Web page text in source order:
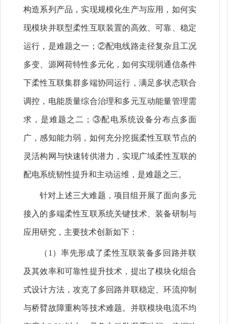
构造系列产品，实现规模化生产与应用，如何实
现模块并联型柔性互联装置的高效、可靠、稳定
运行，是难题之一；②配电线路走径复杂且工况
多变、源网荷特性多元化，如何实现弱通信条件
下柔性互联集群多端协同运行，满足多状态联合
调控，电能质量综合治理和多元互动能量管理需
求，是难题之二；③配电系统设备分布点多面
广，感知能力弱，如何充分挖掘柔性互联节点的
灵活构网与快速转供潜力，实现广域柔性互联的
配电系统韧性提升和主动运维，是难题之三。
针对上述三大难题，项目组开展了面向多元
接入的多端柔性互联系统关键技术、装备研制与
应用研究，主要技术创新如下：
（1）率先形成了柔性互联装备多回路并联
及其效率和可靠性提升技术，提出了模块化组合
式设计方法，攻克了多回路并联稳定、环流抑制
与桥臂故障重构等技术难题。并联模块电流不均